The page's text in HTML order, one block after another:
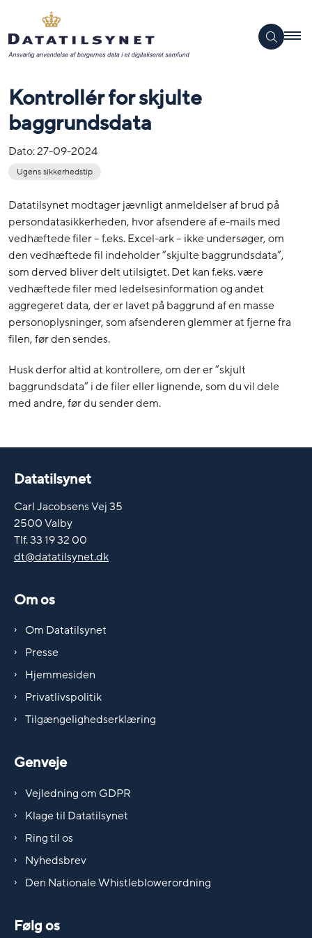
Kontrollér for skjulte
baggrundsdata
Dato:27-09-2024
Ugens sikkerhedstip
Datatilsynet modtager jævnligt anmeldelser af brud på
persondatasikkerheden, hvor afsendere af e-mails med
vedhæftede filer – f.eks. Excel-ark – ikke undersøger, om
den vedhæftede fil indeholder ”skjulte baggrundsdata”,
som derved bliver delt utilsigtet. Det kan f.eks. være
vedhæftede filer med ledelsesinformation og andet
aggregeret data, der er lavet på baggrund af en masse
personoplysninger, som afsenderen glemmer at fjerne fra
filen, før den sendes.
Husk derfor altid at kontrollere, om der er ”skjult
baggrundsdata” i de filer eller lignende, som du vil dele
med andre, før du sender dem.
Datatilsynet
Carl Jacobsens Vej 35
2500 Valby
Tlf. 33 19 32 00
dt@datatilsynet.dk
Om os
Om Datatilsynet
Presse
Hjemmesiden
Privatlivspolitik
Tilgængelighedserklæring
Genveje
Vejledning om GDPR
Klage til Datatilsynet
Ring til os
Nyhedsbrev
Den Nationale Whistleblowerordning
Følg os